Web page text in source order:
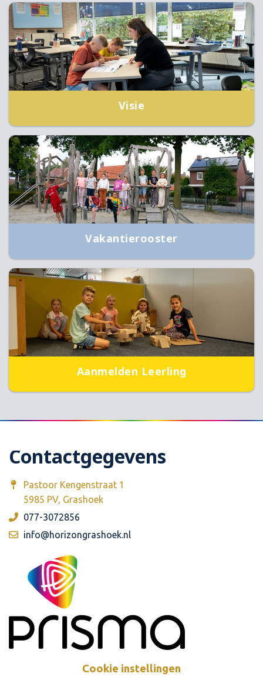
Visie
Vakantierooster
Aanmelden Leerling
Contactgegevens
Pastoor Kengenstraat 1
5985 PV, Grashoek
077-3072856
info@horizongrashoek.nl
Cookie instellingen